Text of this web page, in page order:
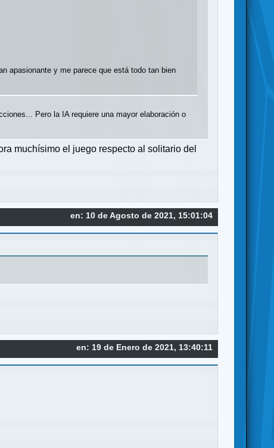
apasionante y me parece que está todo tan bien
Pero la IA requiere una mayor elaboración o
muchísimo el juego respecto al solitario del
en: 10 de Agosto de 2021, 15:01:04
en: 19 de Enero de 2021, 13:40:11